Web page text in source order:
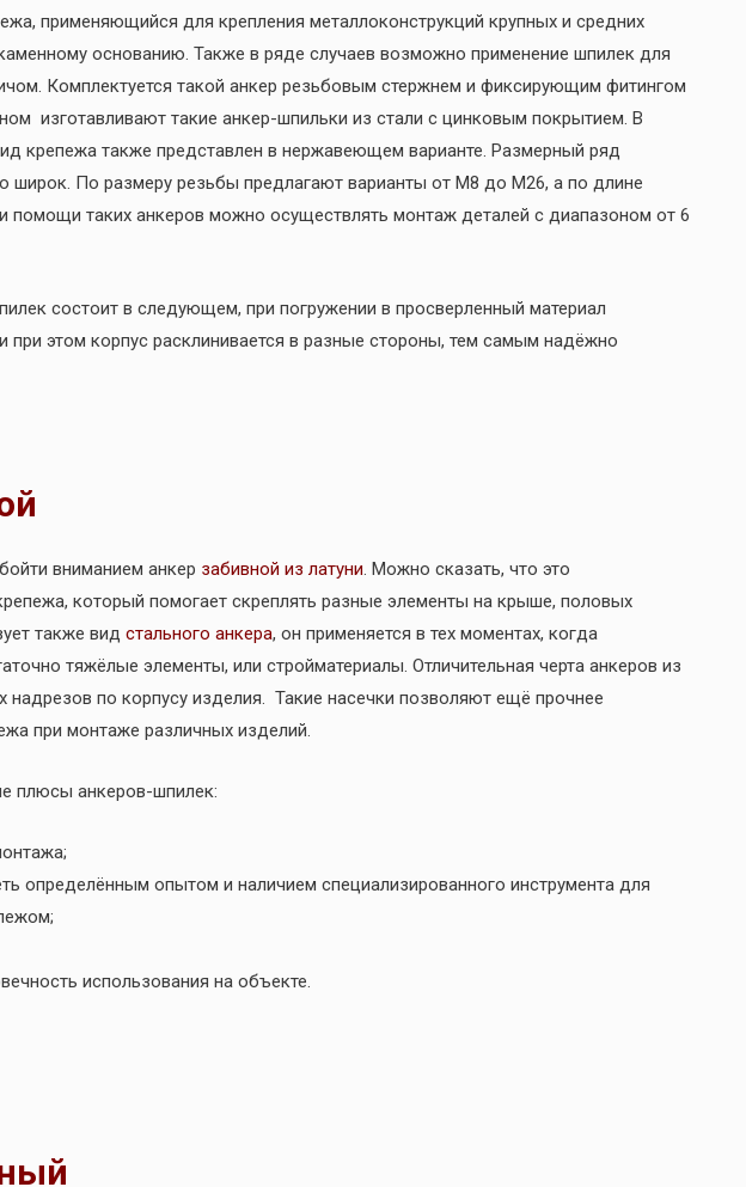
применяющийся для крепления металлоконструкций крупных и средних
основанию. Также в ряде случаев возможно применение шпилек для
Комплектуется такой анкер резьбовым стержнем и фиксирующим фитингом
изготавливают такие анкер-шпильки из стали с цинковым покрытием. В
крепежа также представлен в нержавеющем варианте. Размерный ряд
широк. По размеру резьбы предлагают варианты от М8 до М26, а по длине
помощи таких анкеров можно осуществлять монтаж деталей с диапазоном от 6
состоит в следующем, при погружении в просверленный материал
и при этом корпус расклинивается в разные стороны, тем самым надёжно
вниманием анкер забивной из латуни. Можно сказать, что это
который помогает скреплять разные элементы на крыше, половых
также вид стального анкера, он применяется в тех моментах, когда
тяжёлые элементы, или стройматериалы. Отличительная черта анкеров из
надрезов по корпусу изделия. Такие насечки позволяют ещё прочнее
при монтаже различных изделий.
плюсы анкеров-шпилек:
определённым опытом и наличием специализированного инструмента для
использования на объекте.